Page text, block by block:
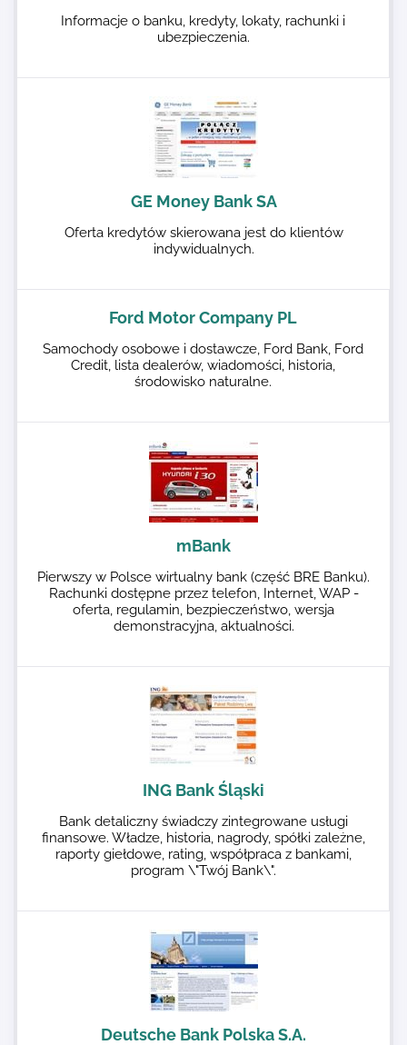
Informacje o banku, kredyty, lokaty, rachunki i
ubezpieczenia.
GE Money Bank SA
Oferta kredytów skierowana jest do klientów
indywidualnych.
Ford Motor Company PL
Samochody osobowe i dostawcze, Ford Bank, Ford
Credit, lista dealerów, wiadomości, historia,
środowisko naturalne.
mBank
Pierwszy w Polsce wirtualny bank (część BRE Banku).
Rachunki dostępne przez telefon, Internet, WAP -
oferta, regulamin, bezpieczeństwo, wersja
demonstracyjna, aktualności.
ING Bank Śląski
Bank detaliczny świadczy zintegrowane usługi
finansowe. Władze, historia, nagrody, spółki zależne,
raporty giełdowe, rating, współpraca z bankami,
program \"Twój Bank\".
Deutsche Bank Polska S.A.